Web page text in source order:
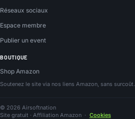
Réseaux sociaux
Espace membre
Publier un event
BOUTIQUE
Shop Amazon
Soutenez le site via nos liens Amazon, sans surcoût.
© 2026 Airsoftnation
Site gratuit · Affiliation Amazon · Cookies